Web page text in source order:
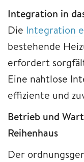
Integration in
Die Integration
bestehende
erfordert
Eine nahtlose
effiziente und
Betrieb und
Reihenhaus
Der